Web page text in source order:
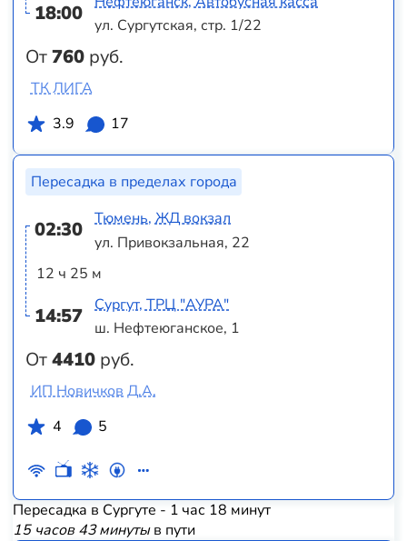
18:00
От760 руб.
ул. Сургутская, стр. 1/22
ТК ЛИГА
3.9
17
Пересадка в пределах города
02:30
12 ч 25 м
14:57
От4410 руб.
Тюмень, ЖД вокзал
ул. Привокзальная, 22
Сургут, ТРЦ "АУРА"
ш. Нефтеюганское, 1
ИП Новичков Д.А.
4
5
Пересадка в Сургуте - 1 час 18 минут
15 часов 43 минутыв пути